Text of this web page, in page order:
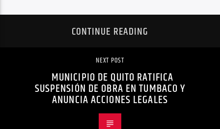
CONTINUE READING
NEXT POST
MUNICIPIO DE QUITO RATIFICA
SUSPENSIÓN DE OBRA EN TUMBACO Y
ANUNCIA ACCIONES LEGALES